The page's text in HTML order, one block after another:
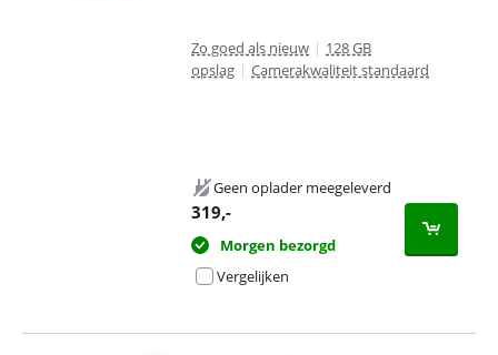
Zo goed als nieuw | 128 GB
opslag | Camerakwaliteit standaard
Geen oplader meegeleverd
319,-
Morgen bezorgd
Vergelijken